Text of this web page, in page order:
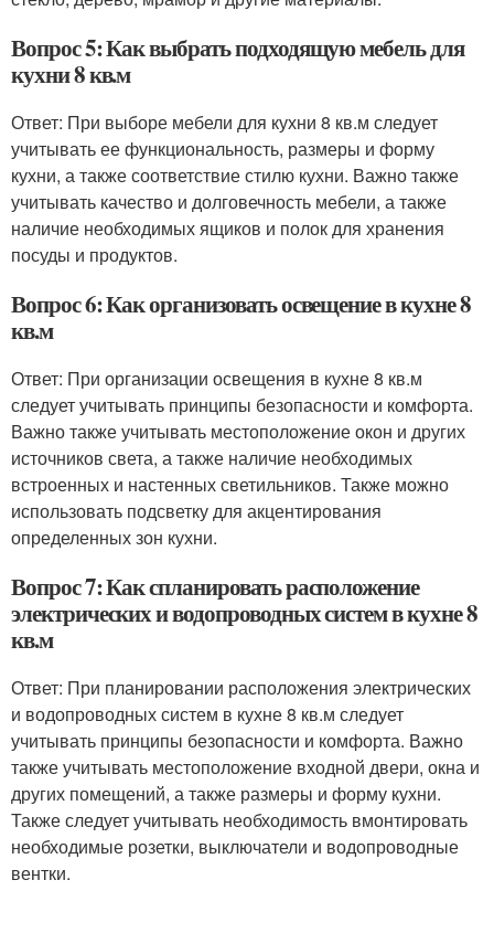
Вопрос 5: Как выбрать подходящую мебель для
кухни 8 кв.м
Ответ: При выборе мебели для кухни 8 кв.м следует
учитывать ее функциональность, размеры и форму
кухни, а также соответствие стилю кухни. Важно также
учитывать качество и долговечность мебели, а также
наличие необходимых ящиков и полок для хранения
посуды и продуктов.
Вопрос 6: Как организовать освещение в кухне 8
кв.м
Ответ: При организации освещения в кухне 8 кв.м
следует учитывать принципы безопасности и комфорта.
Важно также учитывать местоположение окон и других
источников света, а также наличие необходимых
встроенных и настенных светильников. Также можно
использовать подсветку для акцентирования
определенных зон кухни.
Вопрос 7: Как спланировать расположение
электрических и водопроводных систем в кухне 8
кв.м
Ответ: При планировании расположения электрических
и водопроводных систем в кухне 8 кв.м следует
учитывать принципы безопасности и комфорта. Важно
также учитывать местоположение входной двери, окна и
других помещений, а также размеры и форму кухни.
Также следует учитывать необходимость вмонтировать
необходимые розетки, выключатели и водопроводные
вентки.